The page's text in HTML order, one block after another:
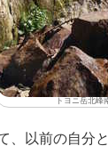
トヨニ岳北峰
、以前の自分